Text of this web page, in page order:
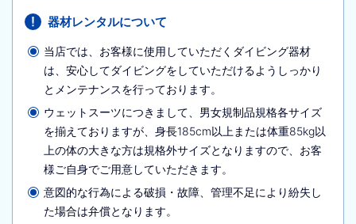
器材レンタルについて
当店では、お客様に使用していただくダイビング器材
は、安心してダイビングをしていただけるようしっかり
とメンテナンスを行っております。
ウェットスーツにつきまして、男女規制品規格各サイズ
を揃えておりますが、身長185cm以上または体重85kg以
上の体の大きな方は規格外サイズとなりますので、お客
様ご自身でご用意していただきます。
意図的な行為による破損・故障、管理不足により紛失し
た場合は弁償となります。